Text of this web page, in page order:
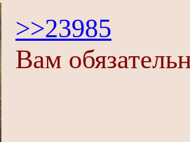
>>23985
Вам